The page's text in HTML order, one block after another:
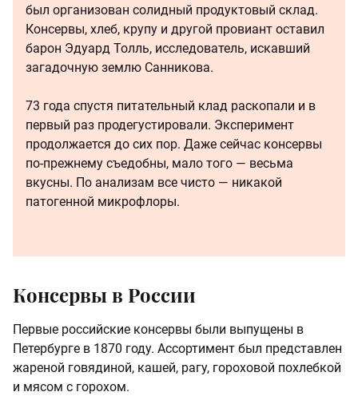
был организован солидный продуктовый склад.
Консервы, хлеб, крупу и другой провиант оставил
барон Эдуард Толль, исследователь, искавший
загадочную землю Санникова.
73 года спустя питательный клад раскопали и в
первый раз продегустировали. Эксперимент
продолжается до сих пор. Даже сейчас консервы
по-прежнему съедобны, мало того — весьма
вкусны. По анализам все чисто — никакой
патогенной микрофлоры.
Консервы в России
Первые российские консервы были выпущены в
Петербурге в 1870 году. Ассортимент был представлен
жареной говядиной, кашей, рагу, гороховой похлебкой
и мясом с горохом.